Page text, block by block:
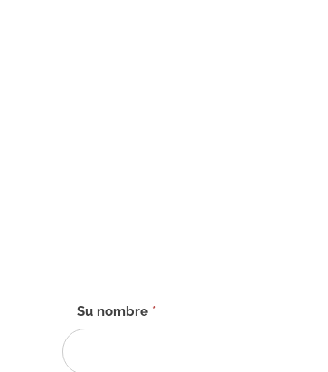
Formulario
de
contacto
Su nombre *